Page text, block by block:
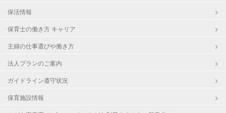
保活情報
保育士の働き方 キャリア
主婦の仕事選びや働き方
法人プランのご案内
ガイドライン遵守状況
保育施設情報